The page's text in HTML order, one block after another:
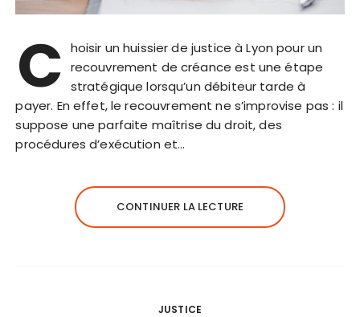
C hoisir un huissier de justice à Lyon pour un
recouvrement de créance est une étape
stratégique lorsqu’un débiteur tarde à
payer. En effet, le recouvrement ne s’improvise pas : il
suppose une parfaite maîtrise du droit, des
procédures d’exécution et…
CONTINUER LA LECTURE
JUSTICE